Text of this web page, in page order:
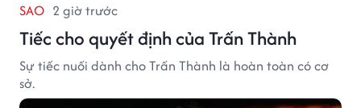
SAO 2 giờ trước
Tiếc cho quyết định của Trấn Thành
Sự tiếc nuối dành cho Trấn Thành là hoàn toàn có cơ
sở.